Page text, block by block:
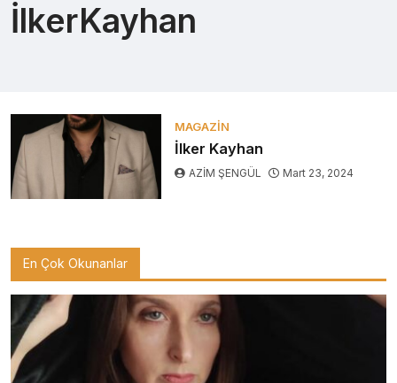
İlkerKayhan
MAGAZIN
İlker Kayhan
AZİM ŞENGÜL Mart 23, 2024
En Çok Okunanlar